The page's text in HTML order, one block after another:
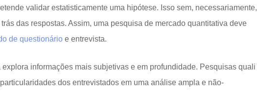
validar estatisticamente uma hipótese. Isso sem, necessariamente,
das respostas. Assim, uma pesquisa de mercado quantitativa deve
de questionário e entrevista.
informações mais subjetivas e em profundidade. Pesquisas quali
dos entrevistados em uma análise ampla e não-